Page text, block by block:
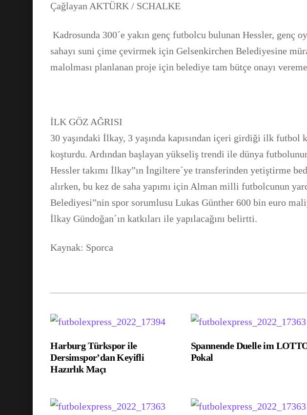
Çağlayan AKTÜRK / SCHALKE
Kadrosunda 300´e yakın genç futbolcu bulunan Hessler, genç
sahayı suni çime çevirmek için Gelsenkirchen Belediyesine
malolması planlanan proje için belediye tam bütçe onayı
İLK GÖZ AĞRISI
30 yaşındaki İlkay, 3 yaşında kapısından içeri girdiği ilk futbol
koşturdu. Ardından başlayan yükseliş trendi ile dünya
Hessler takımı İlkay”ın İngiltere´ye transferinden yetiştirme
alırken, bu kez de saha yapımı için Alman milli futbolcunun
Belediyesi”nin spor sorumlusu Lukas Günther 600 bin euro
İlkay Gündoğan´ın katkıları ile yapılacağını belirtti.
Kaynak: Sporca
Harburg Türkspor ile
Dersimspor’dan Keyifli
Hazırlık Maçı
Spannende Duelle im
Pokal